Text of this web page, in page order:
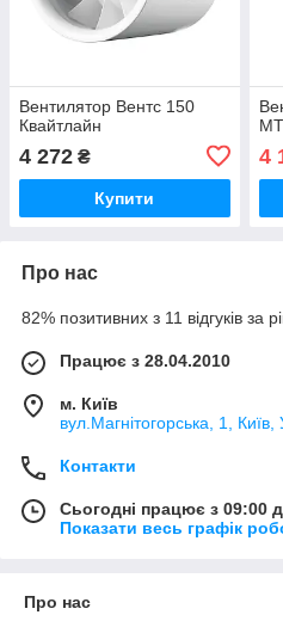
Вентилятор Вентс 150
Квайтлайн
4 272 ₴
Купити
4
Про нас
82% позитивних з 11 відгуків за
Працює з 28.04.2010
м. Київ
вул.Магнітогорська, 1, Київ,
Контакти
Сьогодні працює з 09:00
Показати весь графік
Про нас